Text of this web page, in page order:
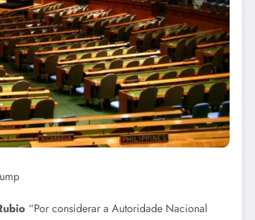
“Por considerar a Autoridade Nacional